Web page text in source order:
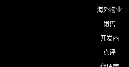
海外物业
销售
开发商
点评